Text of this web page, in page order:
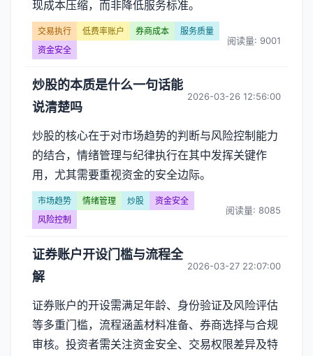
现成本压缩，而非降低服务标准。
交易执行 低费率账户 券商成本
服务质量
资金安全
阅读量: 9001
炒股的本质是什么一句话能
说清楚吗
2026-03-26 12:56:00
炒股的核心在于对市场趋势的判断与风险控制能力
的结合，情绪管理与纪律执行在其中发挥关键作
用，尤其需要重视资金的安全边际。
市场趋势 情绪管理 炒股
资金安全
风险控制
阅读量: 8085
证券账户开设门槛与流程全
解
2026-03-27 22:07:00
证券账户的开设需满足年龄、身份验证及风险评估
等多重门槛，流程涵盖材料准备、券商选择与合规
审核。投资者需关注资金安全、交易权限差异及特